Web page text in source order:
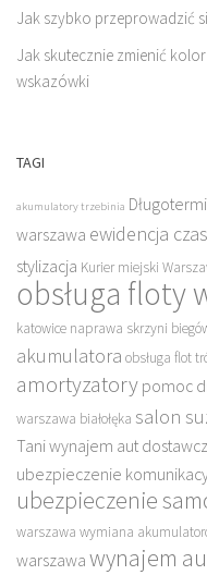
Jak szybko przeprowadzić
Jak skutecznie zmienić
wskazówki
TAGI
akumulatory trzebinia
warszawa ewidencja
stylizacja Kurier miejski
obsługa floty
katowice naprawa skrzyni
akumulatora obsługa flot
amortyzatory pomoc
warszawa białołęka salon
Tani wynajem aut
ubezpieczenie
ubezpieczenie
warszawa wymiana
warszawa wynajem